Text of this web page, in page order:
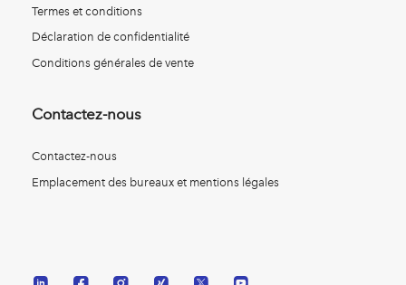
Termes et conditions
Déclaration de confidentialité
Conditions générales de vente
Contactez-nous
Contactez-nous
Emplacement des bureaux et mentions légales